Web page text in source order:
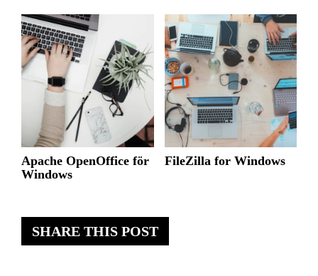
SHARE THIS POST
Apache OpenOffice för
Windows
FileZilla for Windows